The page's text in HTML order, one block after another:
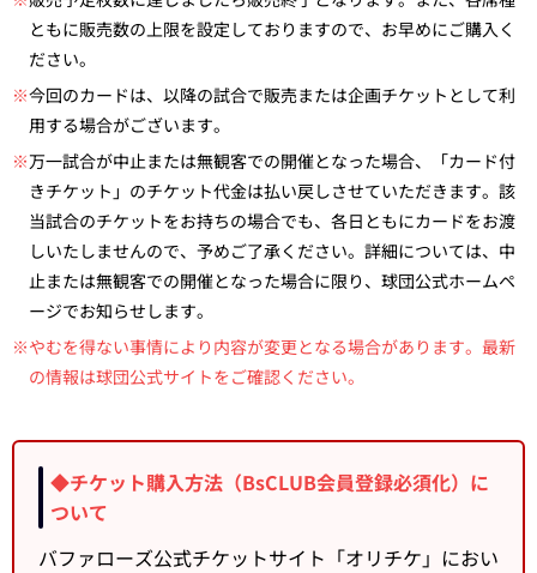
ともに販売数の上限を設定しておりますので、お早めにご購入く
ださい。
※今回のカードは、以降の試合で販売または企画チケットとして利
用する場合がございます。
※万一試合が中止または無観客での開催となった場合、「カード付
きチケット」のチケット代金は払い戻しさせていただきます。該
当試合のチケットをお持ちの場合でも、各日ともにカードをお渡
しいたしませんので、予めご了承ください。詳細については、中
止または無観客での開催となった場合に限り、球団公式ホームペ
ージでお知らせします。
※やむを得ない事情により内容が変更となる場合があります。最新
の情報は球団公式サイトをご確認ください。
◆チケット購入方法（BsCLUB会員登録必須化）に
ついて
バファローズ公式チケットサイト「オリチケ」におい